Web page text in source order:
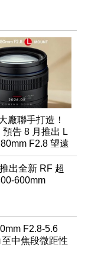
廠聯手打造！
預告 8 月推出 L
F2.8 望遠
出全新 RF 超
600mm
F2.8-5.6
中焦段微距性